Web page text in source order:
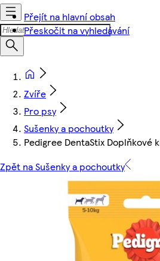
Přejít na hlavní obsah
Přeskočit na vyhledávání
Zvíře
Pro psy
Sušenky a pochoutky
Pedigree DentaStix Doplňkové
Zpět na Sušenky a pochoutky